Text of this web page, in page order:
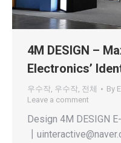
4M DESIGN –
Electronics’
우수작, 우수작, 전체 By
Leave a comment
Design 4M DESIGN